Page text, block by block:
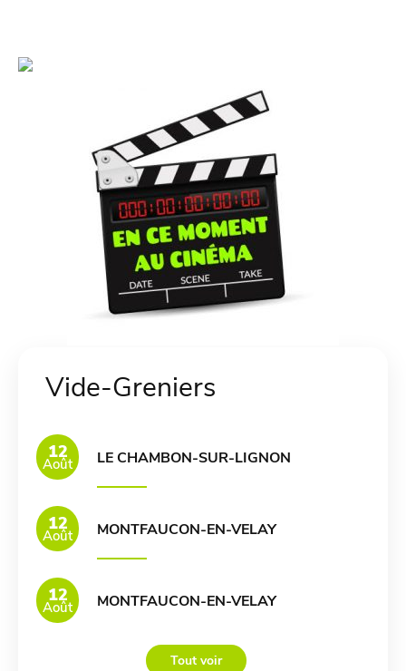
Vide-Greniers
12
Août LE CHAMBON-SUR-LIGNON
12
Août MONTFAUCON-EN-VELAY
12
Août MONTFAUCON-EN-VELAY
Tout voir